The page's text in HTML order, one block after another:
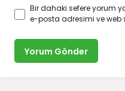
Bir dahaki sefere yorum
e-posta adresimi ve web
Yorum Gönder